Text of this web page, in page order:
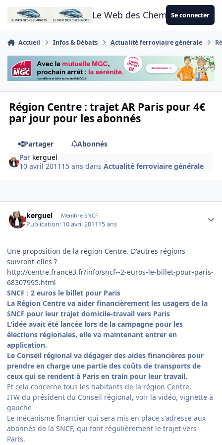
Aller au contenu
Le Web des CheminotsSe connecter
Accueil Infos & Débats Actualité ferroviaire générale
Région Centre : trajet AR Paris pour 4€
par jour pour les abonnés
Partager
Abonnés
Par kerguel
10 avril 2011 15 ans dansActualité ferroviaire générale
kerguel Membre SNCF
Publication: 10 avril 201115 ans
Une proposition de la région Centre. D'autres régions
suivront-elles ?
http://centre.france3.fr/info/sncf--2-euros-le-billet-pour-paris-
68307995.html
SNCF : 2 euros le billet pour Paris
La Région Centre va aider financièrement les usagers de la
SNCF pour leur trajet domicile-travail vers Paris
L'idée avait été lancée lors de la campagne pour les
élections régionales, elle va maintenant entrer en
application.
Le Conseil régional va dégager des aides financières pour
prendre en charge une partie des coûts de transports de
ceux qui se rendent à Paris en train pour leur travail.
Et cela concerne tous les habitants de la région Centre.
ITW du président du Conseil régional, voir la vidéo, vignette à
gauche
Le mécanisme financier qui sera mis en place s'adresse aux
abonnés de la SNCF, qui font régulièrement le trajet vers
Paris.